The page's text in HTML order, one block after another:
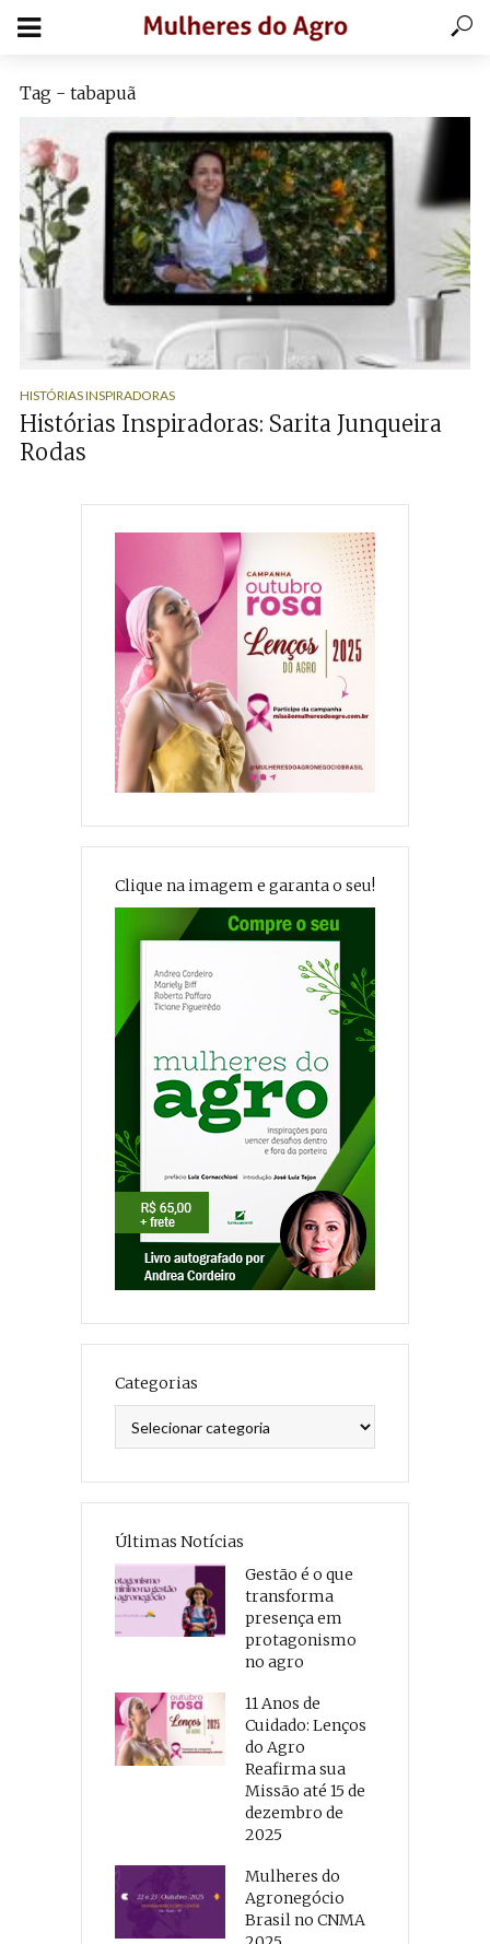
Tag - tabapuã
HISTÓRIAS INSPIRADORAS
Histórias Inspiradoras: Sarita Junqueira
Rodas
Clique na imagem e garanta o seu!
Categorias
Últimas Notícias
Gestão é o que
transforma
presença em
protagonismo
no agro
11 Anos de
Cuidado: Lenços
do Agro
Reafirma sua
Missão até 15 de
dezembro de
2025
Mulheres do
Agronegócio
Brasil no CNMA